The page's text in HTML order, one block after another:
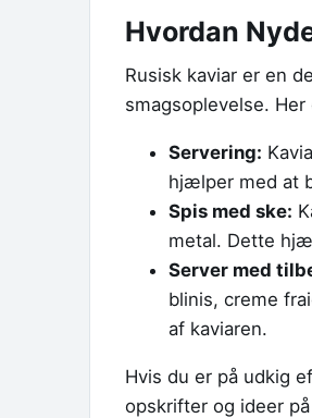
Hvordan
Rusisk kaviar er en
smagsoplevelse.
Servering:
hjælper med at
Spis med ske:
metal. Dette
Server med
blinis, creme
af kaviaren.
Hvis du er på udkig
opskrifter og ideer